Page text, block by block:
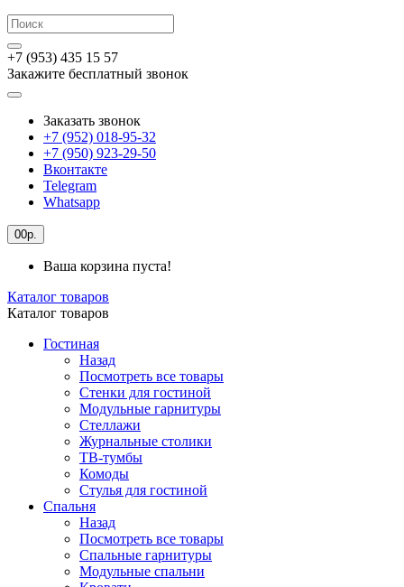
+7 (953) 435 15 57
Закажите бесплатный звонок
Заказать звонок
+7 (952) 018-95-32
+7 (950) 923-29-50
Вконтакте
Telegram
Whatsapp
00р.
Ваша корзина пуста!
Каталог товаров
Каталог товаров
Гостиная
Назад
Посмотреть все товары
Стенки для гостиной
Модульные гарнитуры
Стеллажи
Журнальные столики
ТВ-тумбы
Комоды
Стулья для гостиной
Спальня
Назад
Посмотреть все товары
Спальные гарнитуры
Модульные спальни